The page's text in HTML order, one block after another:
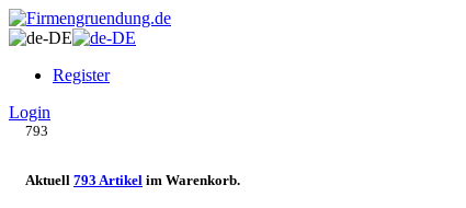
Register
Login
793
Aktuell 793 Artikel im Warenkorb.